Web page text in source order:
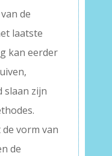
de
laatste
kan eerder
slaan zijn
vorm van
de